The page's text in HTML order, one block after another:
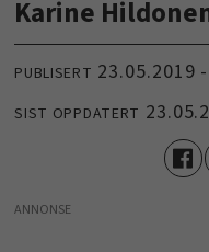
Karine
PUBLISERT 23.05.2019
SIST OPPDATERT
ANNONSE